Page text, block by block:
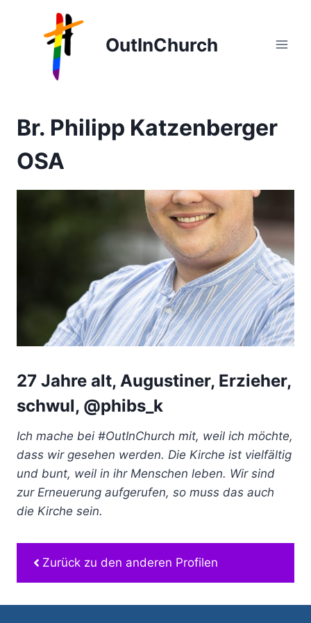
springen
OutInChurch
Br. Philipp Katzenberger
OSA
27 Jahre alt, Augustiner, Erzieher,
schwul, @phibs_k
Ich mache bei #OutInChurch mit, weil ich möchte,
dass wir gesehen werden. Die Kirche ist vielfältig
und bunt, weil in ihr Menschen leben. Wir sind
zur Erneuerung aufgerufen, so muss das auch
die Kirche sein.
Zurück zu den anderen Profilen